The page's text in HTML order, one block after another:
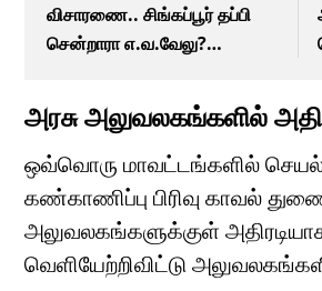
விசாரணை.. சிங்கப்பூர் தப்பி
சென்றாரா எ.வ.வேலு?
அரசு அலுவலகங்களில்
ஒவ்வொரு மாவட்டங்களில்
கண்காணிப்பு பிரிவு காவல்
அலுவலகங்களுக்குள்
வெளியேற்றிவிட்டு